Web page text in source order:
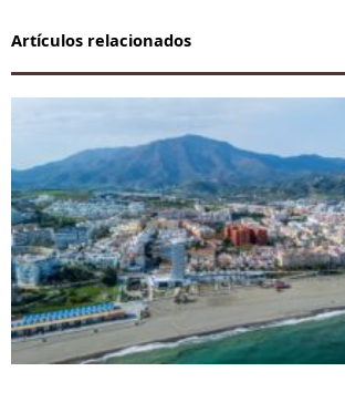
Artículos relacionados